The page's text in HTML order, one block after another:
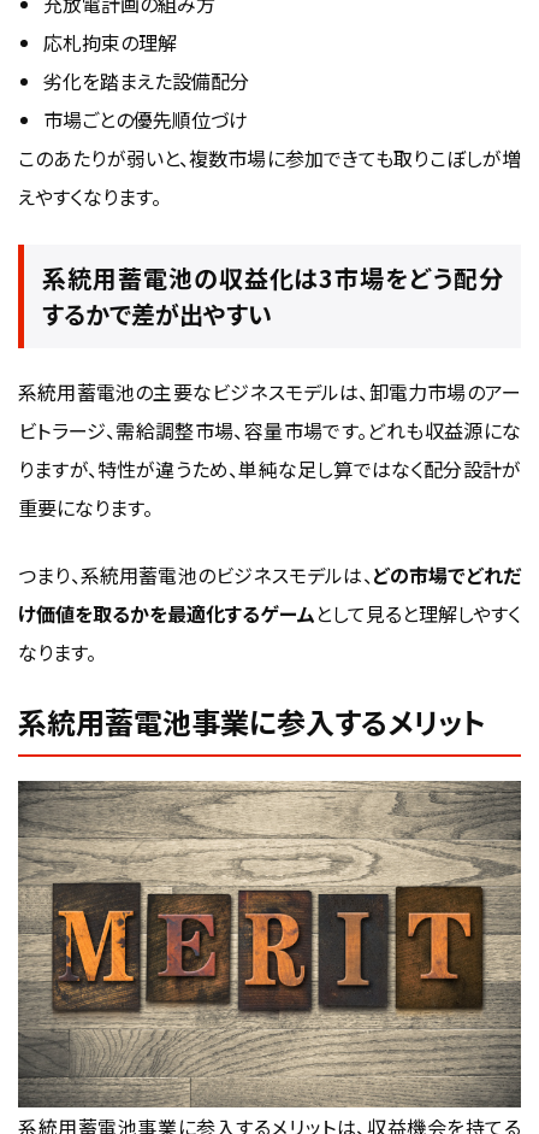
応札拘束の理解
劣化を踏まえた設備配分
市場ごとの優先順位づけ
このあたりが弱いと、複数市場に参加できても取りこぼしが増
えやすくなります。
系統用蓄電池の収益化は3市場をどう配分
するかで差が出やすい
系統用蓄電池の主要なビジネスモデルは、卸電力市場のアー
ビトラージ、需給調整市場、容量市場です。どれも収益源にな
りますが、特性が違うため、単純な足し算ではなく配分設計が
重要になります。
つまり、系統用蓄電池のビジネスモデルは、どの市場でどれだ
け価値を取るかを最適化するゲームとして見ると理解しやすく
なります。
系統用蓄電池事業に参入するメリット
系統用蓄電池事業に参入するメリットは、収益機会を持てる